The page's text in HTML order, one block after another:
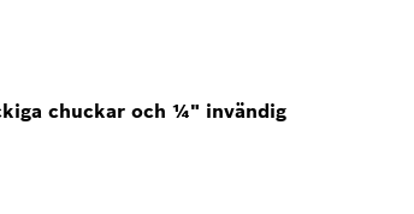
chuckar och ¼" invändig